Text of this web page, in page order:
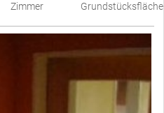
Zimmer
Grundstücksfläche